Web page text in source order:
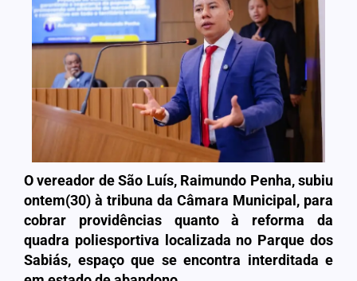
O vereador de São Luís, Raimundo Penha, subiu
ontem(30) à tribuna da Câmara Municipal, para
cobrar providências quanto à reforma da
quadra poliesportiva localizada no Parque dos
Sabiás, espaço que se encontra interditada e